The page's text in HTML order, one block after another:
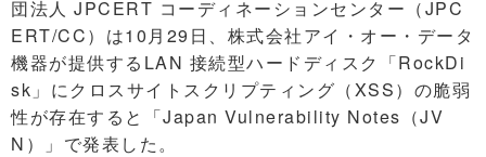
団法人 JPCERT コーディネーションセンター（JPC
ERT/CC）は10月29日、株式会社アイ・オー・データ
機器が提供するLAN 接続型ハードディスク「RockDi
sk」にクロスサイトスクリプティング（XSS）の脆弱
性が存在すると「Japan Vulnerability Notes（JV
N）」で発表した。